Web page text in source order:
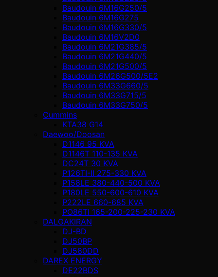
Baudouin 6M16G250/5
Baudouin 6M16G275
Baudouin 6M16G330/5
Baudouin 6M16V2D0
Baudouin 6M21G385/5
Baudouin 6M21G440/5
Baudouin 6M21G500/5
Baudouin 6M26G500/5E2
Baudouin 6M33G660/5
Baudouin 6M33G715/5
Baudouin 6M33G750/5
Cummins
KTA38 G14
Daewoo/Doosan
D1146 95 KVA
D1146T 110-135 KVA
DC24T 30 KVA
P126TI-II 275-330 KVA
P158LE 380-440-500 KVA
P180LE 550-600-610 KVA
P222LE 660-685 KVA
PO86TI 165-200-225-230 KVA
DALGAKIRAN
DJ-BD
DJ50BP
DJ580DD
DAREX ENERGY
DE22BDS